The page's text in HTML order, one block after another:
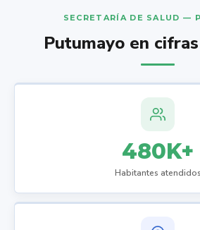
SECRETARÍA DE SALUD —
Putumayo en
480K+
Habitantes atendidos